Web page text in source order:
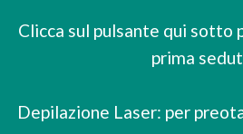
Clicca sul pulsante qui sotto
prima
Depilazione Laser: per